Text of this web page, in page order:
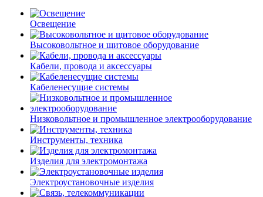
Освещение
Высоковольтное и щитовое оборудование
Кабели, провода и аксессуары
Кабеленесущие системы
Низковольтное и промышленное электрооборудование
Инструменты, техника
Изделия для электромонтажа
Электроустановочные изделия